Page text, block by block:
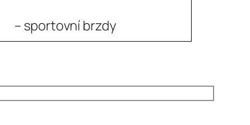
– sportovní brzdy